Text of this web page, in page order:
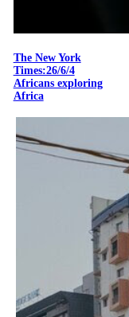
The New York
Times:26/6/4
Africans exploring
Africa